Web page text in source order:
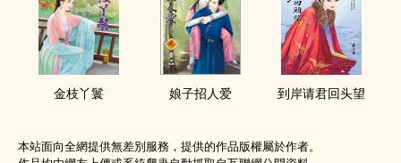
金枝丫鬟 娘子招人爱 到岸请君回头望
本站面向全網提供無差別服務，提供的作品版權屬於作者。